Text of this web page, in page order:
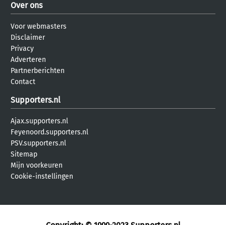
Over ons
Voor webmasters
Disclaimer
Privacy
Adverteren
Partnerberichten
Contact
Supporters.nl
Ajax.supporters.nl
Feyenoord.supporters.nl
PSV.supporters.nl
Sitemap
Mijn voorkeuren
Cookie-instellingen